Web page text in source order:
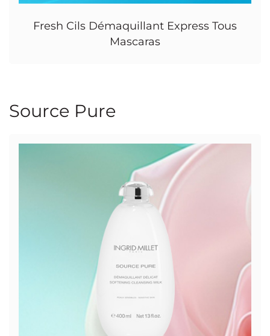
Fresh Cils Démaquillant Express Tous
Mascaras
Source Pure